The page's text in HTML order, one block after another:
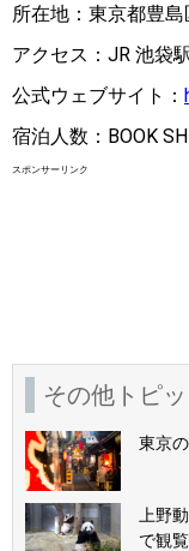
所在地：東京都豊
アクセス：JR 池袋
公式ウェブサイト：
宿泊人数：BOOK
スポンサーリンク
その他トピ
東京
上野
で観